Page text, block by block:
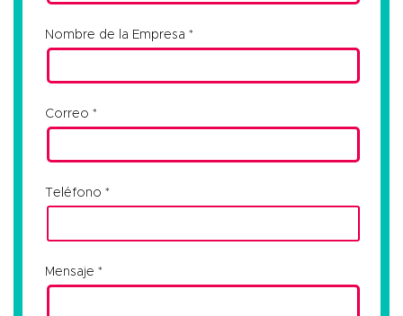
Nombre de la Empresa
Correo
Teléfono
Mensaje